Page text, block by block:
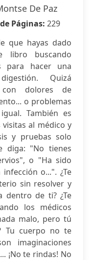
De Paz
Páginas: 229
que hayas dado
libro buscando
para hacer una
Quizá
con dolores de
o problemas
También es
al médico y
y pruebas solo
diga: "No tienes
o "Ha sido
o...". ¿Te
sin resolver y
dentro de ti? ¿Te
los médicos
malo, pero tú
Tu cuerpo no te
imaginaciones
¡No te rindas! No